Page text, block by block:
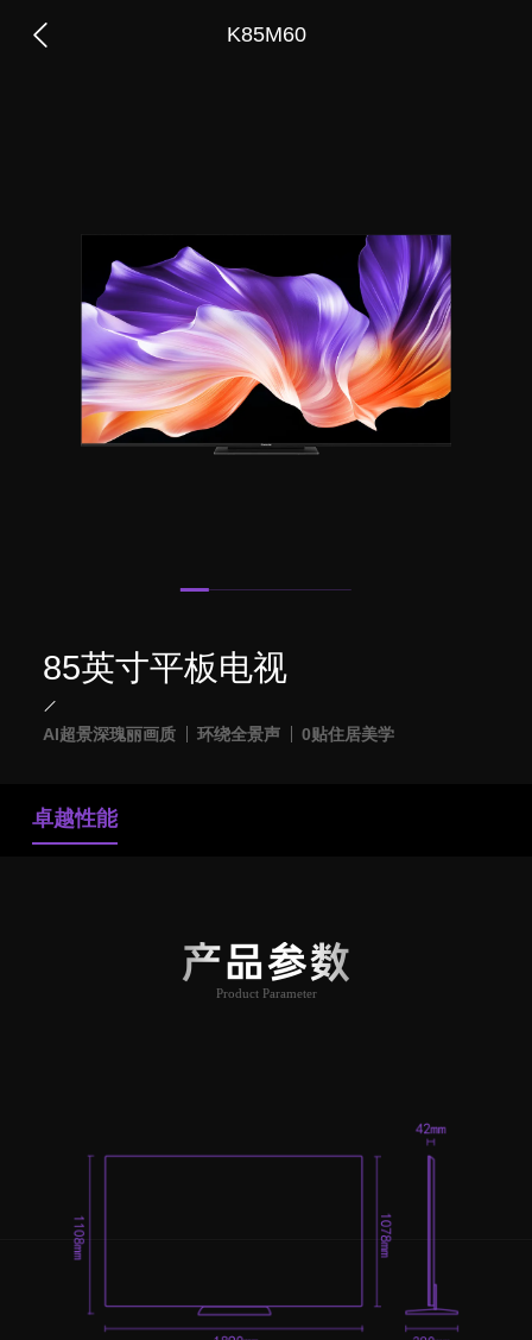
K85M60
85英寸平板电视
AI超景深瑰丽画质 环绕全景声 0贴住居美学
卓越性能
产品参数
Product Parameter